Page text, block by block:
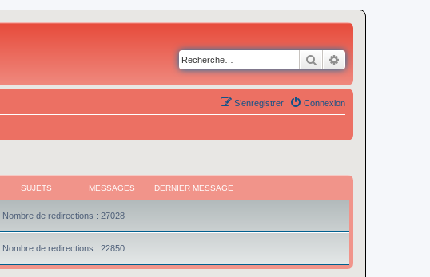
Rechercher
Connexion
S’enregistrer
SUJETS MESSAGES DERNIER MESSAGE
Nombre de redirections : 27028
Nombre de redirections : 22850